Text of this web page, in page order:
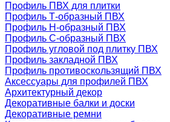
Профиль ПВХ для плитки
Профиль Т-образный ПВХ
Профиль H-образный ПВХ
Профиль C-образный ПВХ
Профиль угловой под плитку ПВХ
Профиль закладной ПВХ
Профиль противоскользящий ПВХ
Аксессуары для профилей ПВХ
Архитектурный декор
Декоративные балки и доски
Декоративные ремни